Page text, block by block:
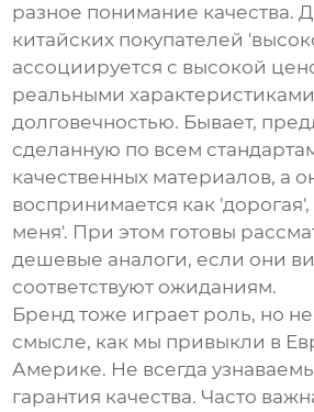
разное понимание качества.
китайских покупателей
ассоциируется с высокой
реальными
долговечностью. Бывает,
сделанную по всем
качественных материалов, а
воспринимается как 'дорогая',
меня'. При этом готовы
дешевые аналоги, если они
соответствуют ожиданиям.
Бренд тоже играет роль, но не
смысле, как мы привыкли в
Америке. Не всегда
гарантия качества. Часто